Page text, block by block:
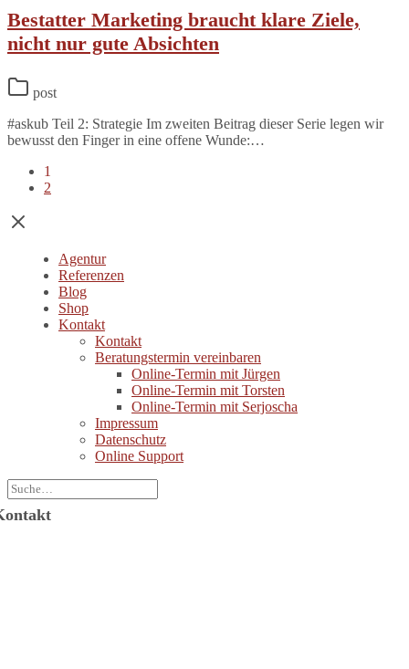
Bestatter Marketing braucht klare Ziele,
nicht nur gute Absichten
post
#askub Teil 2: Strategie Im zweiten Beitrag dieser Serie legen wir
bewusst den Finger in eine offene Wunde:…
1
2
Agentur
Referenzen
Blog
Shop
Kontakt
Kontakt
Beratungstermin vereinbaren
Online-Termin mit Jürgen
Online-Termin mit Torsten
Online-Termin mit Serjoscha
Impressum
Datenschutz
Online Support